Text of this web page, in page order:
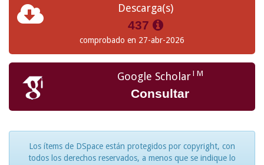
Descarga(s)
437
comprobado en 27-abr-2026
Google ScholarTM
Consultar
Los ítems de DSpace están protegidos por copyright, con
todos los derechos reservados, a menos que se indique lo